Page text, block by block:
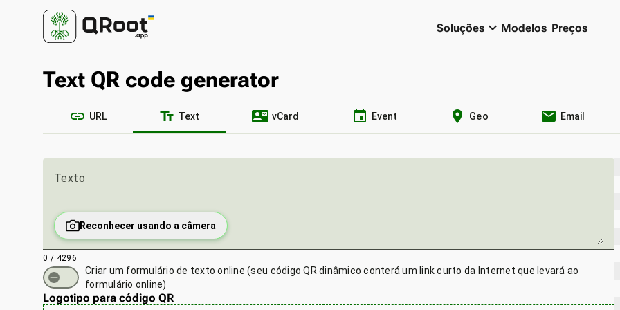
Soluções keyboard_arrow_down Modelos Preços
Text QR code generator
link URL text_fields Text contact_mail vCard event Event location_on Geo email Email
Texto
Reconhecer usando a câmera
0 / 4296
Criar um formulário de texto online (seu código QR dinâmico conterá um link curto da Internet que levará ao
formulário online)
Logotipo para código QR